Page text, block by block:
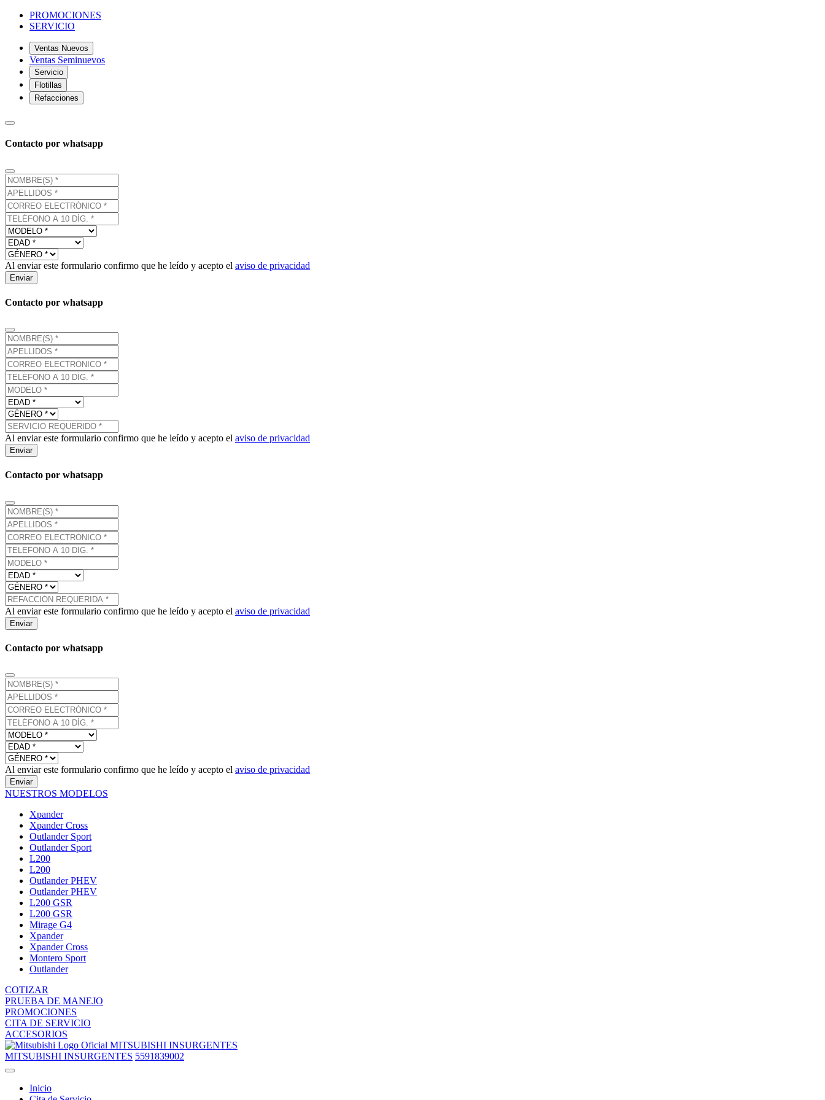
PROMOCIONES
SERVICIO
Ventas Nuevos
Ventas Seminuevos
Servicio
Flotillas
Refacciones
Contacto por whatsapp
Al enviar este formulario confirmo que he leído y acepto el aviso de privacidad
Enviar
Contacto por whatsapp
Al enviar este formulario confirmo que he leído y acepto el aviso de privacidad
Enviar
Contacto por whatsapp
Al enviar este formulario confirmo que he leído y acepto el aviso de privacidad
Enviar
Contacto por whatsapp
Al enviar este formulario confirmo que he leído y acepto el aviso de privacidad
Enviar
NUESTROS MODELOS
Xpander
Xpander Cross
Outlander Sport
Outlander Sport
L200
L200
Outlander PHEV
Outlander PHEV
L200 GSR
L200 GSR
Mirage G4
Xpander
Xpander Cross
Montero Sport
Outlander
COTIZAR
PRUEBA DE MANEJO
PROMOCIONES
CITA DE SERVICIO
ACCESORIOS
MITSUBISHI INSURGENTES
MITSUBISHI INSURGENTES 5591839002
Inicio